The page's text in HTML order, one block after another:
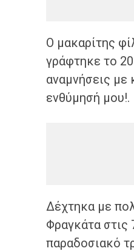
Ο μακαρίτης
γράφτηκε το
αναμνήσεις
ενθύμησή μου!.
Δέχτηκα με
Φραγκάτα στις
παραδοσιακό